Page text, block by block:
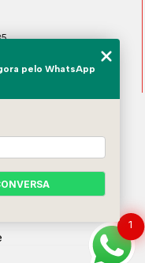
1
pelo WhatsApp